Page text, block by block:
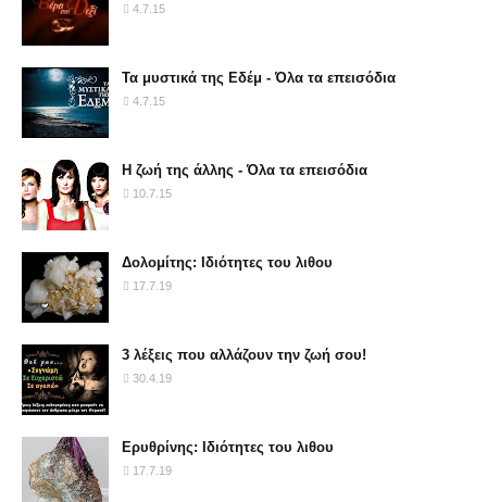
4.7.15
Τα μυστικά της Εδέμ - Όλα τα επεισόδια
4.7.15
Η ζωή της άλλης - Όλα τα επεισόδια
10.7.15
Δολομίτης: Ιδιότητες του λιθου
17.7.19
3 λέξεις που αλλάζουν την ζωή σου!
30.4.19
Ερυθρίνης: Ιδιότητες του λιθου
17.7.19